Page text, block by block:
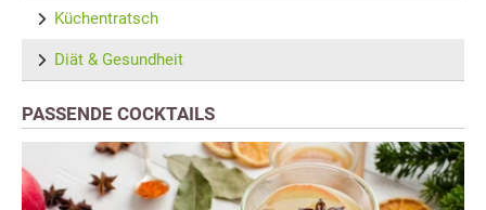
Küchentratsch
Diät & Gesundheit
PASSENDE COCKTAILS